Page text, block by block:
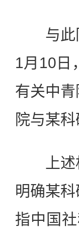
与此同
1月10日
有关中
院与某
上述相
明确某
指中国